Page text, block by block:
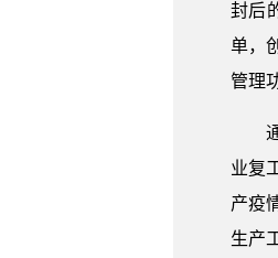
封后
单，
管理
业复
产疫
生产